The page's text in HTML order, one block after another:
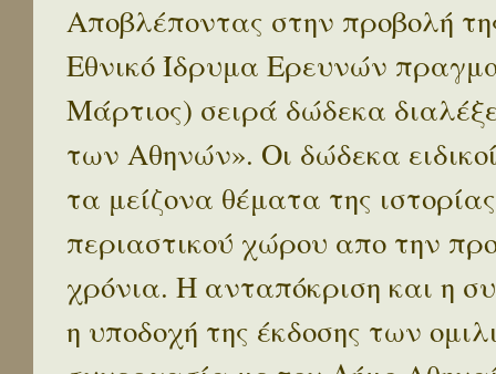
Αποβλέποντας στην προβολή
Εθνικό Ίδρυμα Ερευνών
Μάρτιος) σειρά δώδεκα
των Αθηνών». Οι δώδεκα
τα μείζονα θέματα της
περιαστικού χώρου απο την
χρόνια. Η ανταπόκριση και η
η υποδοχή της έκδοσης των